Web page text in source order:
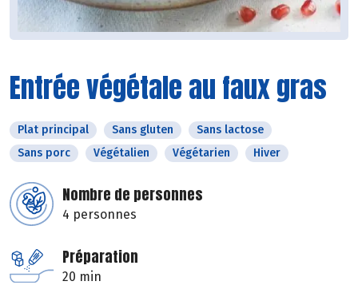
Entrée végétale au faux gras
Plat principal Sans gluten
Sans lactose
Sans porc
Végétalien Végétarien Hiver
Nombre de personnes
4 personnes
Préparation
20 min